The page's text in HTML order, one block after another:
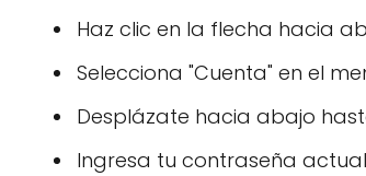
Haz clic en la flecha hacia
Selecciona "Cuenta" en el
Desplázate hacia abajo
Ingresa tu contraseña